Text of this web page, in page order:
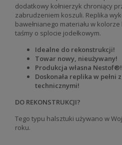
dodatkowy kołnierzyk chroniący
zabrudzeniem koszuli. Replika
bawełnianego materiału w
taśmy o splocie jodełkowym.
Idealne do rekonstrukcji!
Towar nowy, nieużywany!
Produkcja własna Nestof®!
Doskonała replika w pełni
technicznymi!
DO REKONSTRUKCJI?
Tego typu halsztuki używano w
roku.